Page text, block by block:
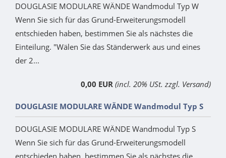
DOUGLASIE MODULARE WÄNDE Wandmodul Typ W
Wenn Sie sich für das Grund-Erweiterungsmodell
entschieden haben, bestimmen Sie als nächstes die
Einteilung. "Wälen Sie das Ständerwerk aus und eines
der 2...
0,00 EUR (incl. 20% USt. zzgl. Versand)
DOUGLASIE MODULARE WÄNDE Wandmodul Typ S
DOUGLASIE MODULARE WÄNDE Wandmodul Typ S
Wenn Sie sich für das Grund-Erweiterungsmodell
entschieden haben, bestimmen Sie als nächstes die